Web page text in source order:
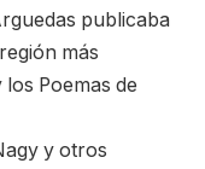
publicaba
más
Poemas de
y otros